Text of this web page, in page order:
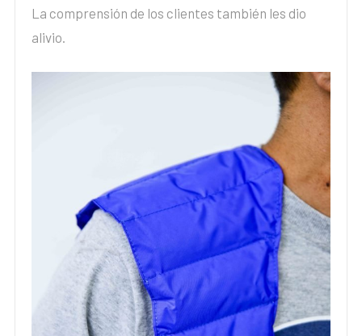
La comprensión de los clientes también les dio
alivio.